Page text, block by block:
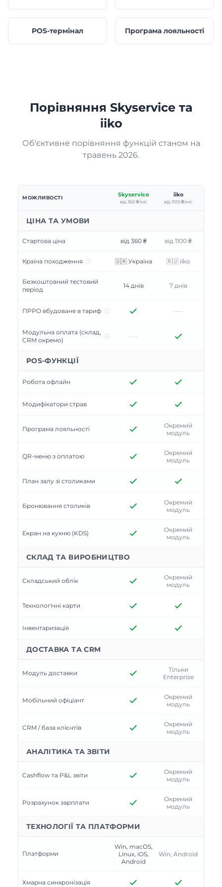
POS-термінал Програма лояльності
Порівняння Skyservice та
iiko
Об'єктивне порівняння функцій станом на
травень 2026.
МОЖЛИВОСТІ Skyservice
від 360 ₴/міс
iiko
від 1100 ₴/міс
ЦІНА ТА УМОВИ
Стартова ціна від 360 ₴ від 1100 ₴
Країна походження ⓘ 🇺🇦 Україна 🇷🇺 iiko
Безкоштовний тестовий
період
14 днів 7 днів
ПРРО вбудоване в тариф ⓘ —
Модульна оплата (склад,
CRM окремо)
ⓘ —
POS-ФУНКЦІЇ
Робота офлайн
Модифікатори страв
Програма лояльності
Окремий
модуль
QR-меню з оплатою
Окремий
модуль
План залу зі столиками
Бронювання столиків
Окремий
модуль
Екран на кухню (KDS)
Окремий
модуль
СКЛАД ТА ВИРОБНИЦТВО
Складський облік
Окремий
модуль
Технологічні карти
Інвентаризація
ДОСТАВКА ТА CRM
Модуль доставки
Тільки
Enterprise
Мобільний офіціант
Окремий
модуль
CRM / база клієнтів
Окремий
модуль
АНАЛІТИКА ТА ЗВІТИ
Cashflow та P&L звіти
Окремий
модуль
Розрахунок зарплати
Окремий
модуль
ТЕХНОЛОГІЇ ТА ПЛАТФОРМИ
Платформи
Win, macOS,
Linux, iOS,
Android
Win, Android
Хмарна синхронізація